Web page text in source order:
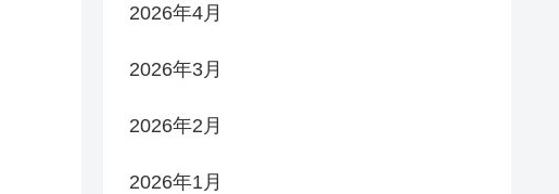
2026年4月
2026年3月
2026年2月
2026年1月